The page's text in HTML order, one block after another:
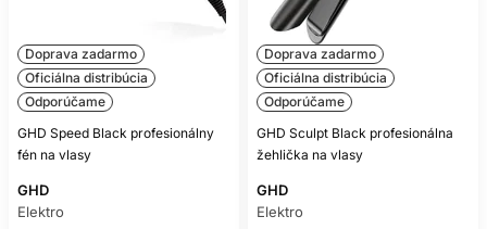
Doprava zadarmo
Oficiálna distribúcia
Odporúčame
GHD Speed Black profesionálny
fén na vlasy
GHD
Elektro
Doprava zadarmo
Oficiálna distribúcia
Odporúčame
GHD Sculpt Black profesionálna
žehlička na vlasy
GHD
Elektro